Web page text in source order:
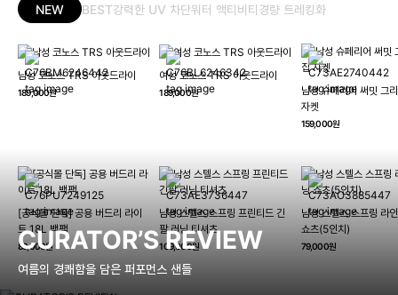
NEW BEST강력한 UV 차단워터 액티비티경량 트레킹화
남성 코노스 TRS 아웃드라이
189,000원
여성 코노스 TRS 아웃드라이
189,000원
남성 슈페리어 써밋 그
자켓
159,000원
[공식몰 단독] 공용 버드리 라이
트 18L 백팩
89,000원
남성 스텔스 스프링 프린티드 긴
팔 러닝 티셔츠
109,000원
남성 스텔스 스프링 라
쇼츠(5인치)
79,000원
CURATOR’S REVIEW
여름의 경쾌함을 담은 퍼포먼스 샌들